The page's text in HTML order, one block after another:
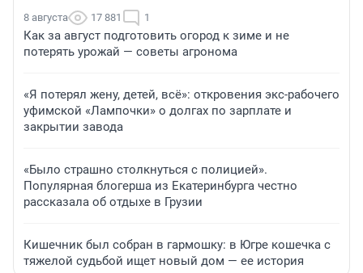
8 августа 17 881 1
Как за август подготовить огород к зиме и не
потерять урожай — советы агронома
«Я потерял жену, детей, всё»: откровения экс-рабочего
уфимской «Лампочки» о долгах по зарплате и
закрытии завода
«Было страшно столкнуться с полицией».
Популярная блогерша из Екатеринбурга честно
рассказала об отдыхе в Грузии
Кишечник был собран в гармошку: в Югре кошечка с
тяжелой судьбой ищет новый дом — ее история